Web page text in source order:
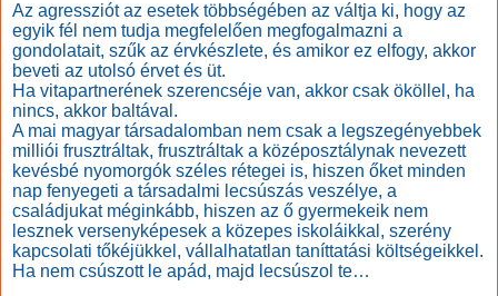
Az agressziót az esetek többségében az váltja ki, hogy az
egyik fél nem tudja megfelelően megfogalmazni a
gondolatait, szűk az érvkészlete, és amikor ez elfogy, akkor
beveti az utolsó érvet és üt.
Ha vitapartnerének szerencséje van, akkor csak ököllel, ha
nincs, akkor baltával.
A mai magyar társadalomban nem csak a legszegényebbek
milliói frusztráltak, frusztráltak a középosztálynak nevezett
kevésbé nyomorgók széles rétegei is, hiszen őket minden
nap fenyegeti a társadalmi lecsúszás veszélye, a
családjukat méginkább, hiszen az ő gyermekeik nem
lesznek versenyképesek a közepes iskoláikkal, szerény
kapcsolati tőkéjükkel, vállalhatatlan taníttatási költségeikkel.
Ha nem csúszott le apád, majd lecsúszol te…